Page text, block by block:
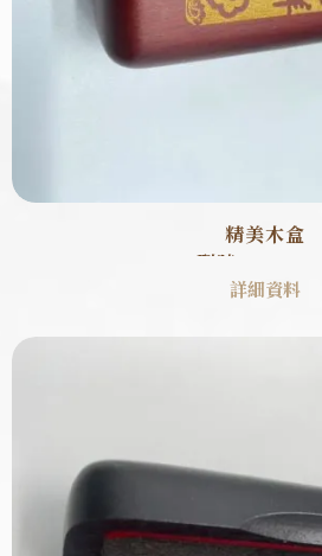
精美木盒
型號 : SB0003
詳細資料